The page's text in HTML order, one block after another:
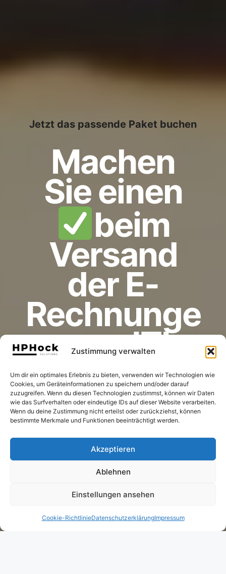
Zustimmung verwalten
Um dir ein optimales Erlebnis zu bieten, verwenden wir Technologien wie
Cookies, um Geräteinformationen zu speichern und/oder darauf
zuzugreifen. Wenn du diesen Technologien zustimmst, können wir Daten
wie das Surfverhalten oder eindeutige IDs auf dieser Website verarbeiten.
Wenn du deine Zustimmung nicht erteilst oder zurückziehst, können
bestimmte Merkmale und Funktionen beeinträchtigt werden.
Akzeptieren
Ablehnen
Einstellungen ansehen
Cookie-RichtlinieDatenschutzerklärungImpressum
Jetzt das passende Paket buchen
Machen
Sie einen
beim
Versand
der E-
Rechnunge
n aus JTL-
Wawi!
Einrichtung imPremium
U DEN E-
RECHNUNGSTARIFEN